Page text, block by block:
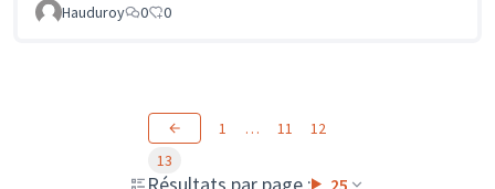
Hauduroy
0 0
Résultats par page : 25
1 … 11
12
13